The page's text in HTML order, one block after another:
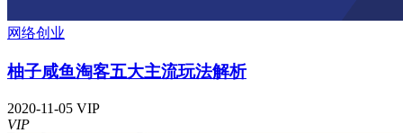
网络创业
柚子咸鱼淘客五大主流玩法解析
2020-11-05 VIP
VIP